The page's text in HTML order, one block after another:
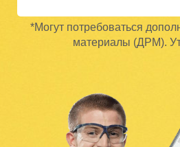
*Могут потребоваться
материалы (ДРМ).